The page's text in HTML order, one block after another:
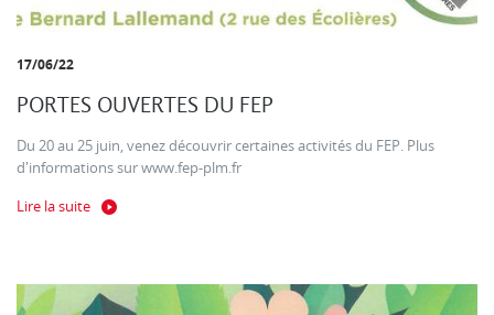
17/06/22
PORTES OUVERTES DU FEP
Du 20 au 25 juin, venez découvrir certaines activités du FEP. Plus
d'informations sur www.fep-plm.fr
Lire la suite